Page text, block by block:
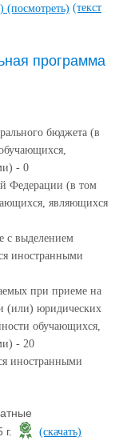
(посмотреть) (текст
программа
бюджета (в
- 0
Федерации (в том
являющихся
с выделением
иностранными
при приеме на
(или) юридических
обучающихся,
- 20
иностранными
г.
(скачать)